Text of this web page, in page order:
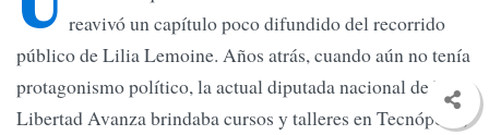
reavivó un capítulo poco difundido del recorrido
público de Lilia Lemoine. Años atrás, cuando aún no tenía
protagonismo político, la actual diputada nacional de La
Libertad Avanza brindaba cursos y talleres en Tecnópolis,